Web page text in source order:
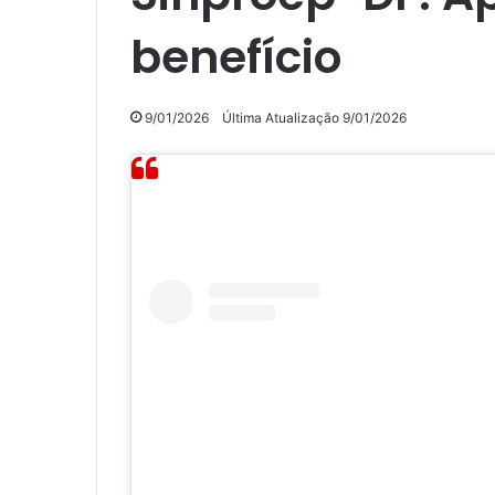
benefício
9/01/2026 Última Atualização 9/01/2026